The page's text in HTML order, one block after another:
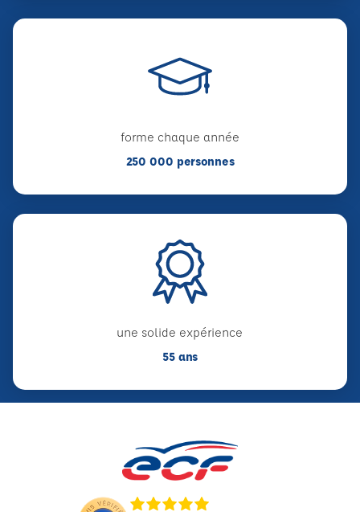
forme chaque année
250 000 personnes
une solide expérience
55 ans